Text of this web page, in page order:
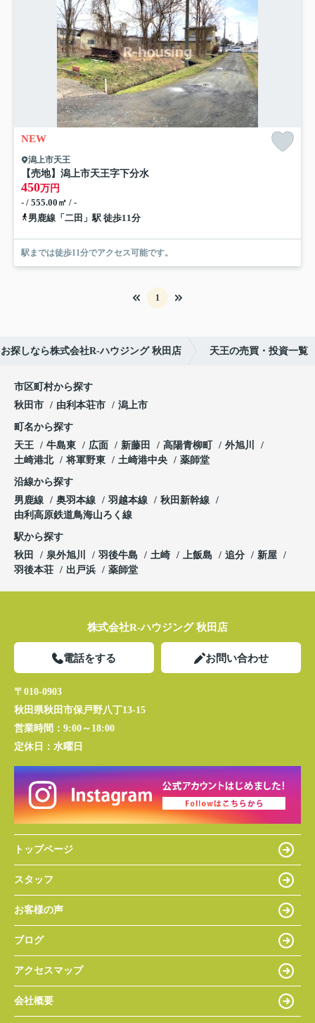
NEW
潟上市天王
【売地】潟上市天王字下分水
450万円
- / 555.00㎡ / -
男鹿線「二田」駅 徒歩11分
駅までは徒歩11分でアクセス可能です。
1
探しなら株式会社R-ハウジング 秋田店 天王の売買・投資一覧
市区町村から探す
秋田市
由利本荘市 潟上市
町名から探す
天王
牛島東 広面 新藤田 高陽青柳町
外旭川
土崎港北
将軍野東 土崎港中央 薬師堂
沿線から探す
男鹿線
奥羽本線 羽越本線
秋田新幹線
由利高原鉄道鳥海山ろく線
駅から探す
秋田
泉外旭川 羽後牛島 土崎 上飯島 追分
新屋
羽後本荘
出戸浜 薬師堂
株式会社R-ハウジング 秋田店
電話をする お問い合わせ
〒010-0903
秋田県秋田市保戸野八丁13-15
営業時間： 9:00～18:00
定休日： 水曜日
トップページ
スタッフ
お客様の声
ブログ
アクセスマップ
会社概要